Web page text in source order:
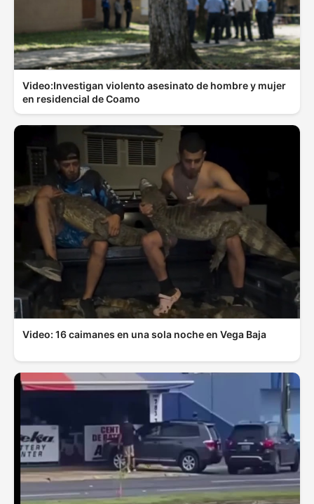
Video:Investigan violento asesinato de hombre y mujer
en residencial de Coamo
Video: 16 caimanes en una sola noche en Vega Baja